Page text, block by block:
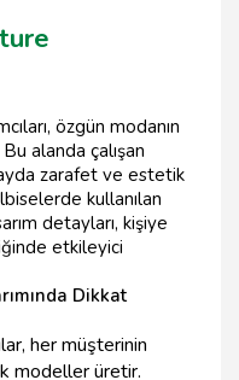
özgün modanın
alanda çalışan
zarafet ve estetik
kullanılan
detayları, kişiye
etkileyici
Dikkat
her müşterinin
modeller üretir.